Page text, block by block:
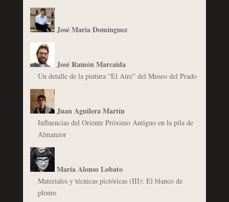
José María Domínguez
José Ramón Marcaida
Un detalle de la pintura “El Aire” del Museo del Prado
Juan Aguilera Martín
Influencias del Oriente Próximo Antiguo en la pila de
Almanzor
María Alonso Lobato
Materiales y técnicas pictóricas (III): El blanco de
plomo